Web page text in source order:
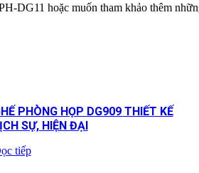
DG11 hoặc muốn tham khảo thêm
PHÒNG HỌP DG909 THIẾT KẾ
SỰ, HIỆN ĐẠI
tiếp